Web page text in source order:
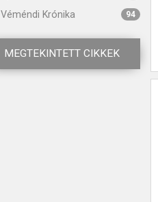
Véméndi Krónika 94
MEGTEKINTETT CIKKEK